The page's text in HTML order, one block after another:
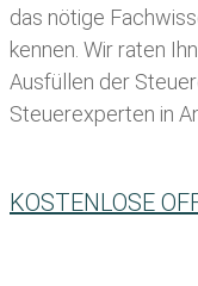
das nötige
kennen. Wir raten
Ausfüllen der
Steuerexperten in
KOSTENLOSE